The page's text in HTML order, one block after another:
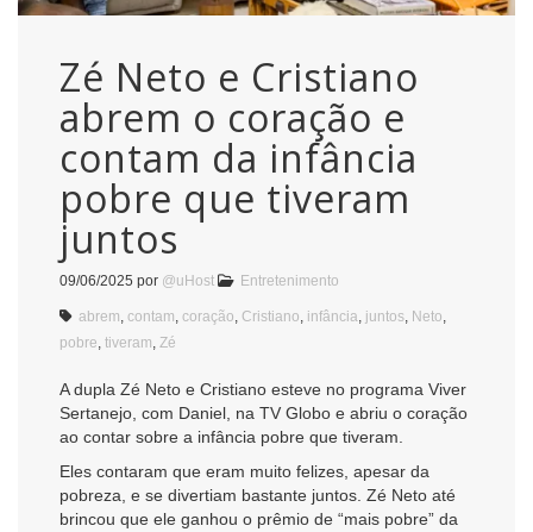
Zé Neto e Cristiano
abrem o coração e
contam da infância
pobre que tiveram
juntos
09/06/2025 por @uHost Entretenimento
abrem contam coração Cristiano infância juntos Neto
pobre tiveram Zé
A dupla Zé Neto e Cristiano esteve no programa Viver
Sertanejo, com Daniel, na TV Globo e abriu o coração
ao contar sobre a infância pobre que tiveram.
Eles contaram que eram muito felizes, apesar da
pobreza, e se divertiam bastante juntos. Zé Neto até
brincou que ele ganhou o prêmio de “mais pobre” da